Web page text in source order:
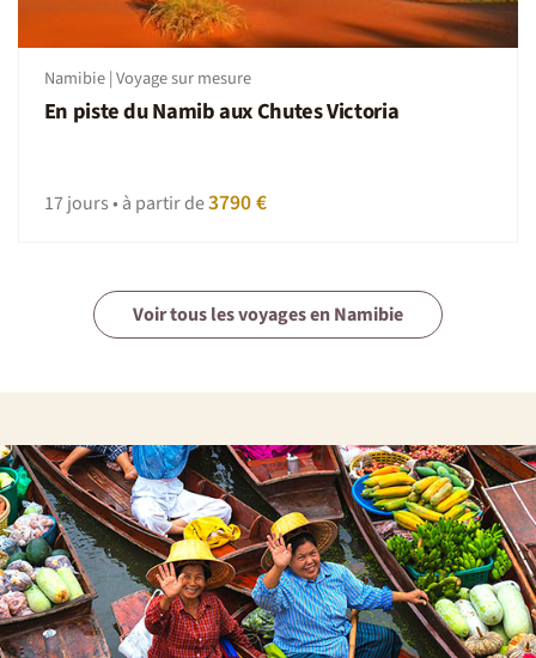
Namibie | Voyage sur mesure
En piste du Namib aux Chutes Victoria
17 jours • à partir de3790 €
Voir tous les voyages en Namibie